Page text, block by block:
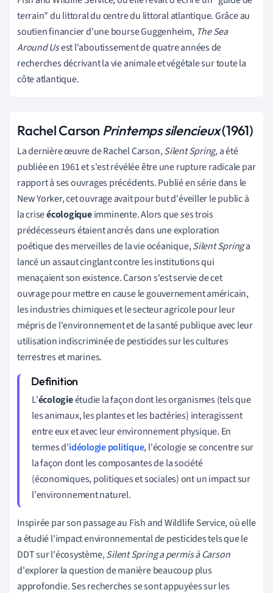
terrain" du littoral du centre du littoral atlantique. Grâce au
soutien financier d'une bourse Guggenheim, The Sea
Around Usest l'aboutissement de quatre années de
recherches décrivant la vie animale et végétale sur toute la
côte atlantique.
Rachel Carson Printemps silencieux(1961)
La dernière œuvre de Rachel Carson,Silent Spring,a été
publiée en 1961 et s'est révélée être une rupture radicale par
rapport à ses ouvrages précédents. Publié en série dans le
New Yorker, cet ouvrage avait pour but d'éveiller le public à
la criseécologiqueimminente. Alors que ses trois
prédécesseurs étaient ancrés dans une exploration
poétique des merveilles de la vie océanique,Silent Springa
lancé un assaut cinglant contre les institutions qui
menaçaient son existence. Carson s'est servie de cet
ouvrage pour mettre en cause le gouvernement américain,
les industries chimiques et le secteur agricole pour leur
mépris de l'environnement et de la santé publique avec leur
utilisation indiscriminée de pesticides sur les cultures
terrestres et marines.
L'écologieétudie la façon dont les organismes (tels que
les animaux, les plantes et les bactéries) interagissent
entre eux et avec leur environnement physique. En
termes d'idéologie politique, l'écologie se concentre sur
la façon dont les composantes de la société
(économiques, politiques et sociales) ont un impact sur
l'environnement naturel.
Inspirée par son passage au Fish and Wildlife Service, où elle
a étudié l'impact environnemental de pesticides tels que le
DDT sur l'écosystème,Silent Spring a permis à Carson
d'explorer la question de manière beaucoup plus
approfondie. Ses recherches se sont appuyées sur les